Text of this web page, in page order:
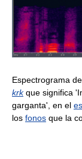
Espectrograma
krkque significa
garganta', en el
los fonos que la